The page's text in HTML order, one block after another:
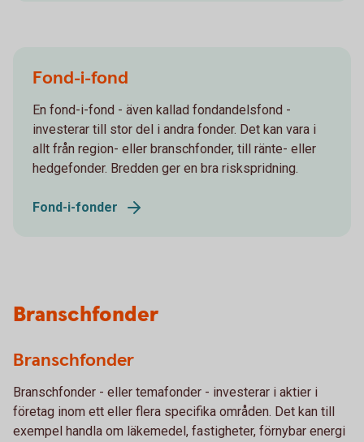
Fond-i-fond
En fond-i-fond - även kallad fondandelsfond -
investerar till stor del i andra fonder. Det kan vara i
allt från region- eller branschfonder, till ränte- eller
hedgefonder. Bredden ger en bra riskspridning.
Fond-i-fonder
Branschfonder
Branschfonder
Branschfonder - eller temafonder - investerar i aktier i
företag inom ett eller flera specifika områden. Det kan till
exempel handla om läkemedel, fastigheter, förnybar energi